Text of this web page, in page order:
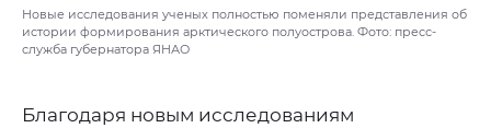
Новые исследования ученых полностью поменяли представления об
истории формирования арктического полуострова. Фото: пресс-
служба губернатора ЯНАО
Благодаря новым исследованиям